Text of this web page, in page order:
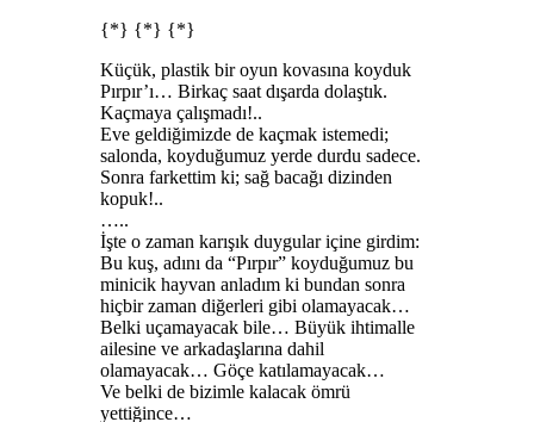
{*} {*} {*}
Küçük, plastik bir oyun kovasına koyduk
Pırpır’ı… Birkaç saat dışarda dolaştık.
Kaçmaya çalışmadı!..
Eve geldiğimizde de kaçmak istemedi;
salonda, koyduğumuz yerde durdu sadece.
Sonra farkettim ki; sağ bacağı dizinden
kopuk!..
…..
İşte o zaman karışık duygular içine girdim:
Bu kuş, adını da “Pırpır” koyduğumuz bu
minicik hayvan anladım ki bundan sonra
hiçbir zaman diğerleri gibi olamayacak…
Belki uçamayacak bile… Büyük ihtimalle
ailesine ve arkadaşlarına dahil
olamayacak… Göçe katılamayacak…
Ve belki de bizimle kalacak ömrü
yettiğince…